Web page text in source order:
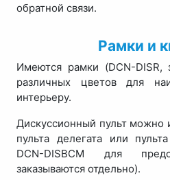
обратной связи.
Рамки и
Имеются рамки (DCN-DISR,
различных цветов для
интерьеру.
Дискуссионный пульт можно
пульта делегата или
DCN-DISBCM для
заказываются отдельно).